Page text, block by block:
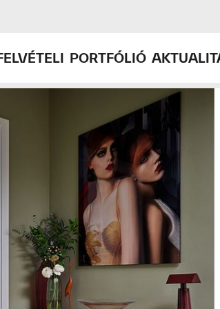
PORTFÓLIÓ